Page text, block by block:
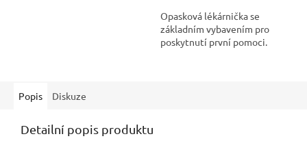
Opasková lékárnička se
základním vybavením pro
poskytnutí první pomoci.
Popis Diskuze
Detailní popis produktu